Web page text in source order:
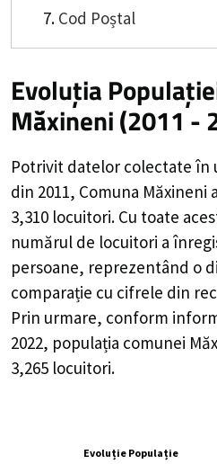
Cod Poștal
Evoluția
Măxineni (2011 -
Potrivit datelor colectate în
din 2011, Comuna Măxineni
3,310 locuitori. Cu toate
numărul de locuitori a
persoane, reprezentând o
comparație cu cifrele din
Prin urmare, conform
2022, populația comunei
3,265 locuitori.
Evoluție Populație